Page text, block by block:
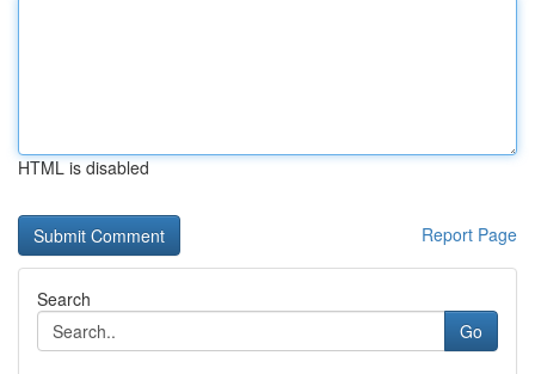
HTML is disabled
Report Page
Search
Go